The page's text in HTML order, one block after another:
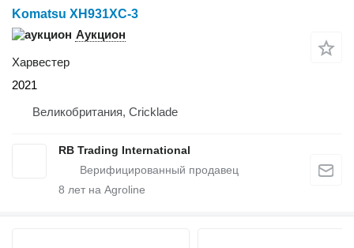
Komatsu XH931XC-3
Аукцион
Харвестер
2021
Великобритания, Cricklade
RB Trading International
8 лет на Agroline